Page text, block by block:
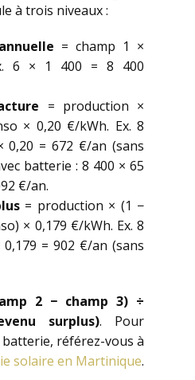
à trois niveaux :
= champ 1 ×
6 × 1 400 = 8 400
= production ×
× 0,20 €/kWh. Ex. 8
0,20 = 672 €/an (sans
batterie : 8 400 × 65
€/an.
= production × (1 −
× 0,179 €/kWh. Ex. 8
0,179 = 902 €/an (sans
2 − champ 3) ÷
surplus). Pour
batterie, référez-vous à
solaire en Martinique.